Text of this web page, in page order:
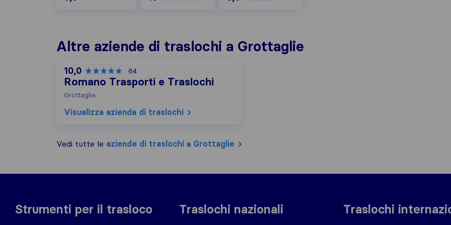
Altre aziende di traslochi a Grottaglie
10,0 64
Romano Trasporti e Traslochi
Grottaglie
Visualizza azienda di traslochi
Vedi tutte le aziende di traslochi a Grottaglie
Strumenti per il trasloco Traslochi nazionali Traslochi